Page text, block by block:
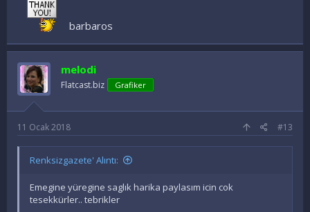
barbaros
melodi
Flatcast.biz Grafiker
11 Ocak 2018 #13
Renksizgazete' Alıntı:
Emegine yüregine saglık harika paylasım icin cok
tesekkürler.. tebrikler